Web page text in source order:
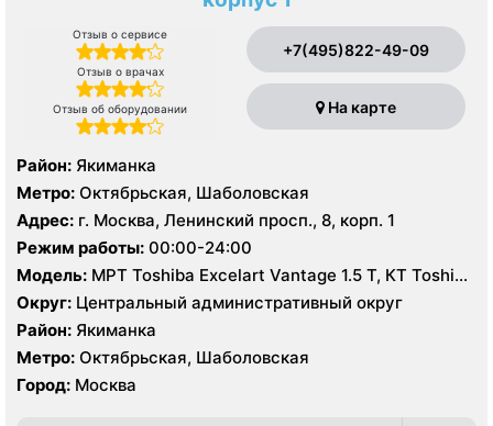
Отзыв о сервисе
Отзыв о врачах
Отзыв об оборудовании
+7(495)822-49-09
На карте
Район: Якиманка
Метро: Октябрьская, Шаболовская
Адрес: г. Москва, Ленинский просп., 8, корп. 1
Режим работы: 00:00-24:00
Модель: МРТ Toshiba Excelart Vantage 1.5 Т, КТ Toshiba
Aquilion PRIME 160 срезов, Brilliance CT 40 срезов, УЗИ
Округ: Центральный административный округ
Район: Якиманка
Метро: Октябрьская, Шаболовская
Город: Москва